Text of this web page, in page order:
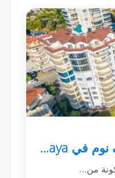
شقة فسيحة مكونة من 4 غرف نوم في Cıkcıllı Alcon Taya
من…